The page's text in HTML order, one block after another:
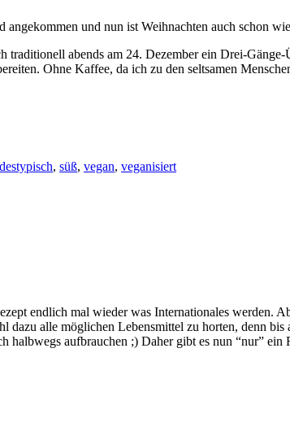
und nun ist Weihnachten auch schon
traditionell abends am 24. Dezember ein Drei-
Ohne Kaffee, da ich zu den seltsamen
, süß, vegan, veganisiert
endlich mal wieder was Internationales werden.
dazu alle möglichen Lebensmittel zu horten, denn
halbwegs aufbrauchen ;) Daher gibt es nun “nur”